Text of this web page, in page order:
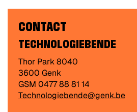
CONTACT
TECHNOLOGIEBENDE
Adres
Thor Park 8040
,3600 Genk
GSM 0477 88 81 14
E-
Technologiebende@genk.be